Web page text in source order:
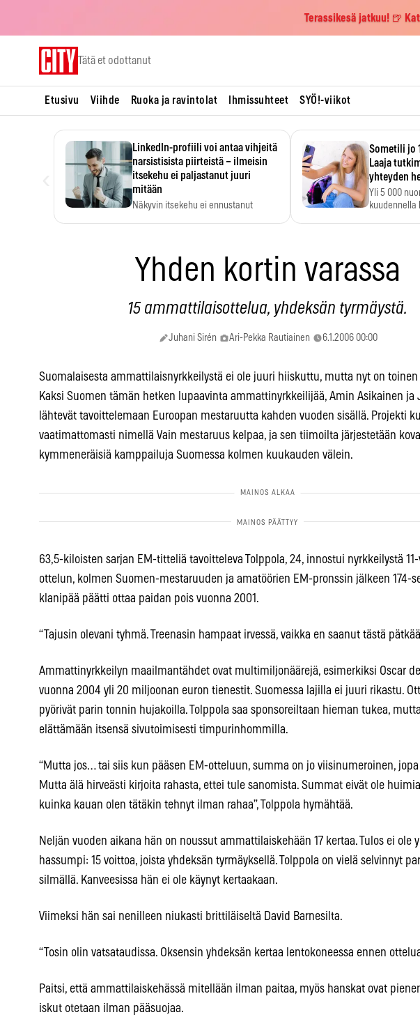
Terassikesä jatkuu! 🍺
Tätä et odottanut
Etusivu Viihde Ruoka ja ravintolat Ihmissuhteet SYÖ!-viikot
LinkedIn-profiili voi antaa vihjeitä
narsistisista piirteistä – ilmeisin
itsekehu ei paljastanut juuri
mitään
Näkyvin itsekehu ei ennustanut
Sometili jo
Laaja
yhteyden
Yli 5 000
Yhden kortin varassa
15 ammattilaisottelua, yhdeksän tyrmäystä.
Juhani Sirén Ari-Pekka Rautiainen 6.1.2006 00:00
Suomalaisesta ammattilaisnyrkkeilystä ei ole juuri hiiskuttu, mutta nyt on toinen
Kaksi Suomen tämän hetken lupaavinta ammattinyrkkeilijää, Amin Asikainen ja
lähtevät tavoittelemaan Euroopan mestaruutta kahden vuoden sisällä. Projekti
vaatimattomasti nimellä Vain mestaruus kelpaa, ja sen tiimoilta järjestetään
kymmeneräisiä kamppailuja Suomessa kolmen kuukauden välein.
63,5-kiloisten sarjan EM-titteliä tavoitteleva Tolppola, 24, innostui nyrkkeilystä 11-
ottelun, kolmen Suomen-mestaruuden ja amatöörien EM-pronssin jälkeen 174-
klanipää päätti ottaa paidan pois vuonna 2001.
“Tajusin olevani tyhmä. Treenasin hampaat irvessä, vaikka en saanut tästä
Ammattinyrkkeilyn maailmantähdet ovat multimiljonäärejä, esimerkiksi Oscar
vuonna 2004 yli 20 miljoonan euron tienestit. Suomessa lajilla ei juuri rikastu.
pyörivät parin tonnin hujakoilla. Tolppola saa sponsoreiltaan hieman tukea,
elättämään itsensä sivutoimisesti timpurinhommilla.
“Mutta jos… tai siis kun pääsen EM-otteluun, summa on jo viisinumeroinen,
Mutta älä hirveästi kirjoita rahasta, ettei tule sanomista. Summat eivät ole
kuinka kauan olen tätäkin tehnyt ilman rahaa”, Tolppola hymähtää.
Neljän vuoden aikana hän on noussut ammattilaiskehään 17 kertaa. Tulos ei ole
hassumpi: 15 voittoa, joista yhdeksän tyrmäyksellä. Tolppola on vielä selvinnyt
silmällä. Kanveesissa hän ei ole käynyt kertaakaan.
Viimeksi hän sai nenilleen niukasti brittiläiseltä David Barnesilta.
“Tosin olin vatsataudissa. Oksensin yhdeksän kertaa lentokoneessa ennen
Paitsi, että ammattilaiskehässä mitellään ilman paitaa, myös hanskat ovat
iskut otetaan ilman pääsuojaa.